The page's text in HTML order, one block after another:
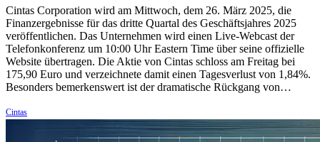
Cintas Corporation wird am Mittwoch, dem 26. März 2025, die
Finanzergebnisse für das dritte Quartal des Geschäftsjahres 2025
veröffentlichen. Das Unternehmen wird einen Live-Webcast der
Telefonkonferenz um 10:00 Uhr Eastern Time über seine offizielle
Website übertragen. Die Aktie von Cintas schloss am Freitag bei
175,90 Euro und verzeichnete damit einen Tagesverlust von 1,84%.
Besonders bemerkenswert ist der dramatische Rückgang von…
Cintas